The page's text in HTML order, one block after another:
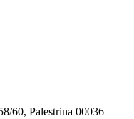
60, Palestrina 00036